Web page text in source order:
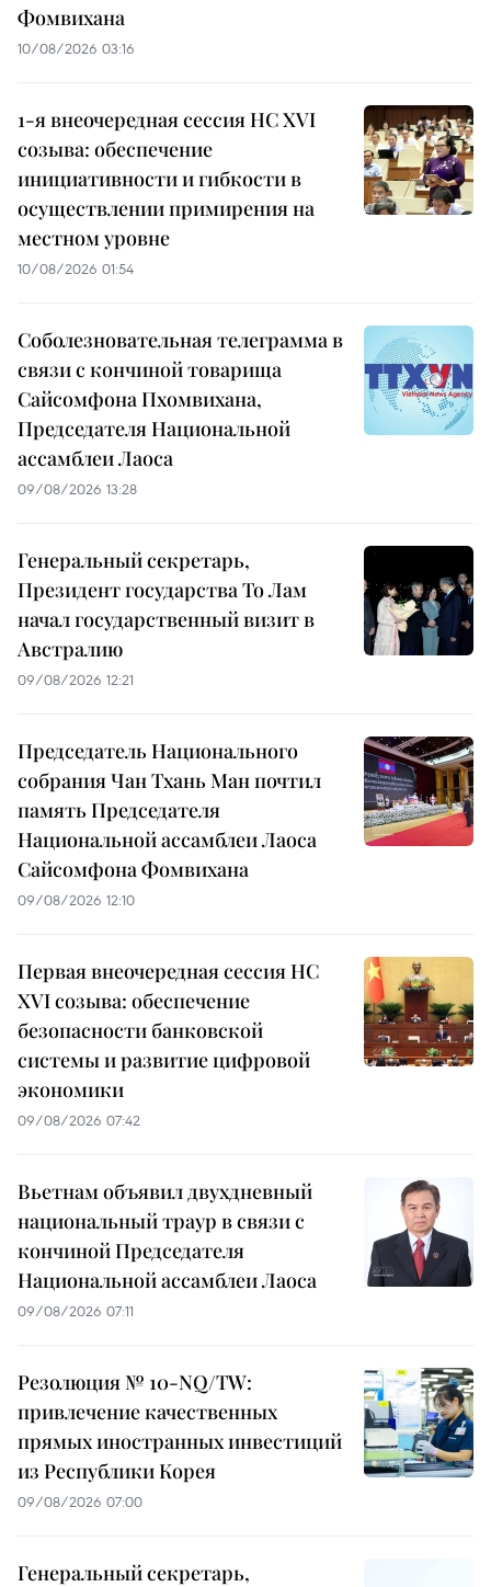
Фомвихана
10/08/2026 03:16
1-я внеочередная сессия НС XVI
созыва: обеспечение
инициативности и гибкости в
осуществлении примирения на
местном уровне
10/08/2026 01:54
Соболезновательная телеграмма в
связи с кончиной товарища
Сайсомфона Пхомвихана,
Председателя Национальной
ассамблеи Лаоса
09/08/2026 13:28
Генеральный секретарь,
Президент государства То Лам
начал государственный визит в
Австралию
09/08/2026 12:21
Председатель Национального
собрания Чан Тхань Ман почтил
память Председателя
Национальной ассамблеи Лаоса
Сайсомфона Фомвихана
09/08/2026 12:10
Первая внеочередная сессия НС
XVI созыва: обеспечение
безопасности банковской
системы и развитие цифровой
экономики
09/08/2026 07:42
Вьетнам объявил двухдневный
национальный траур в связи с
кончиной Председателя
Национальной ассамблеи Лаоса
09/08/2026 07:11
Резолюция № 10-NQ/TW:
привлечение качественных
прямых иностранных инвестиций
из Республики Корея
09/08/2026 07:00
Генеральный секретарь,